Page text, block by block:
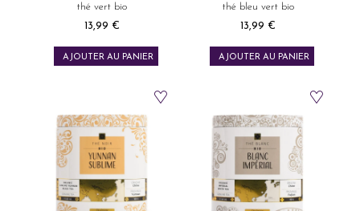
thé vert bio
Prix
13,99 €
AJOUTER AU PANIER
thé bleu vert bio
Prix
13,99 €
AJOUTER AU PANIER